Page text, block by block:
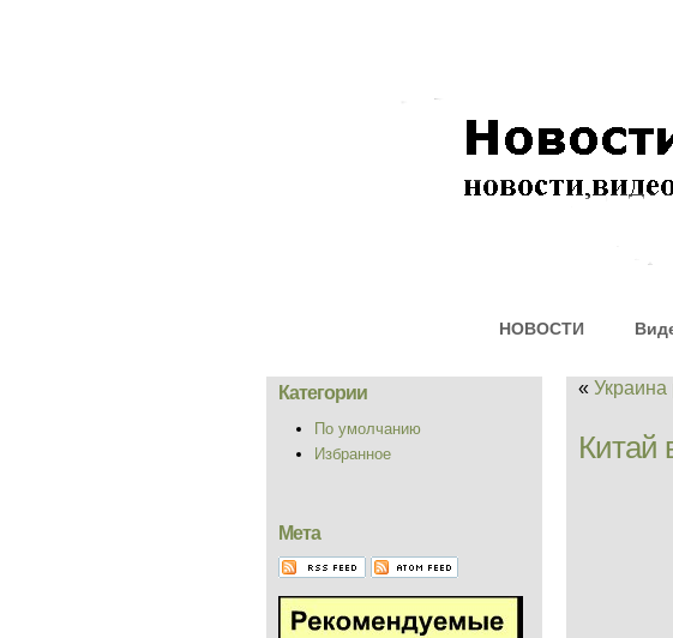
НОВОСТИ
Категории
По умолчанию
Избранное
Мета
«
Китай